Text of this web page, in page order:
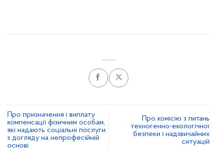
Про призначення і виплату
компенсації фізичним особам,
які надають соціальні послуги
з догляду на непрофесійній
основі
Про комісію з питань
техногенно-екологічної
безпеки і надзвичайних
ситуацій